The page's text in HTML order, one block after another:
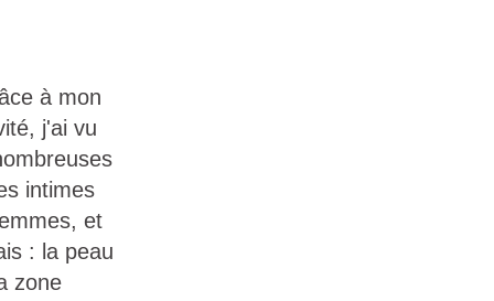
à mon
j'ai vu
intimes
et
: la peau
zone